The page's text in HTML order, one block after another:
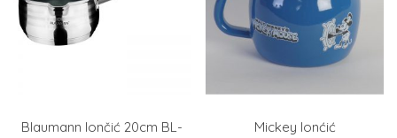
Blaumann lončić 20cm BL-
Mickey lonćić